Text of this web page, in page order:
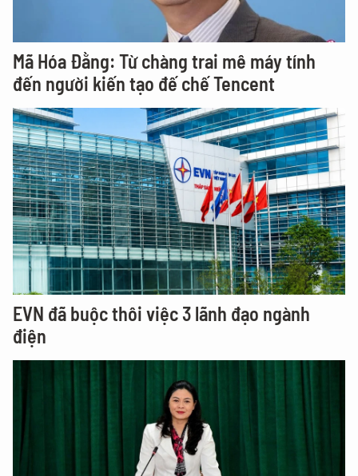
Mã Hóa Đằng: Từ chàng trai mê máy tính
đến người kiến tạo đế chế Tencent
EVN đã buộc thôi việc 3 lãnh đạo ngành
điện